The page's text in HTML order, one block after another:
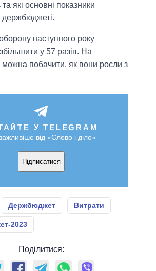
які основні показники
держбюджеті.
наступного року
у 57 разів. На
можна побачити, як вони росли з
У TELEGRAM
від «Слово і діло»
Підписатися
Держбюджет Витрати
2023
Поділитися: